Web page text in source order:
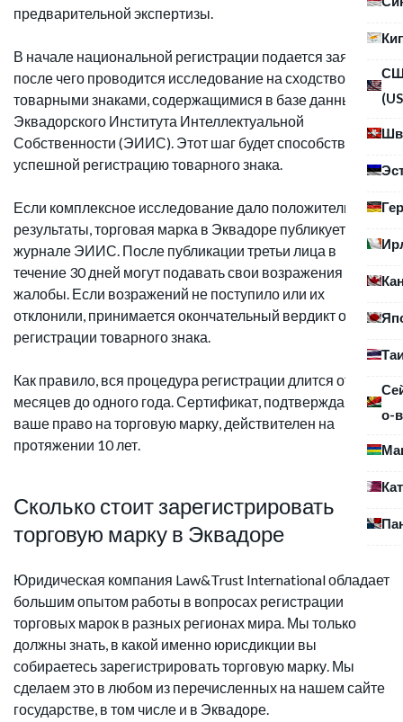
о-
предварительной экспертизы.
В начале национальной регистрации подается заявка,
после чего проводится исследование на сходство с
товарными знаками, содержащимися в базе данных
Эквадорского Института Интеллектуальной
Собственности (ЭИИС). Этот шаг будет способствовать
успешной регистрацию товарного знака.
Если комплексное исследование дало положительные
результаты, торговая марка в Эквадоре публикуется в
журнале ЭИИС. После публикации третьи лица в
течение 30 дней могут подавать свои возражения или
жалобы. Если возражений не поступило или их
отклонили, принимается окончательный вердикт о
регистрации товарного знака.
Как правило, вся процедура регистрации длится от 6
месяцев до одного года. Сертификат, подтверждающий
ваше право на торговую марку, действителен на
протяжении 10 лет.
Сколько стоит зарегистрировать
торговую марку в Эквадоре
Юридическая компания Law&Trust International обладает
большим опытом работы в вопросах регистрации
торговых марок в разных регионах мира. Мы только
должны знать, в какой именно юрисдикции вы
собираетесь зарегистрировать торговую марку. Мы
сделаем это в любом из перечисленных на нашем сайте
государстве, в том числе и в Эквадоре.